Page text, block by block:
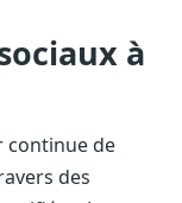
à
continue de
des